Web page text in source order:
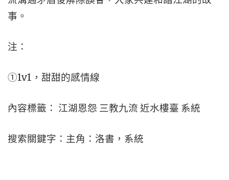
事。
注：
①1v1，甜甜的感情線
內容標籤： 江湖恩怨 三教九流 近水樓臺 系統
搜索關鍵字：主角：洛書，系統